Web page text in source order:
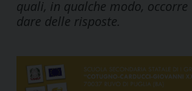
quali, in qualche modo, occorre
dare delle risposte.